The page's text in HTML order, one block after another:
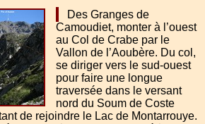
Des Granges de
Camoudiet, monter à l’ouest
au Col de Crabe par le
Vallon de l’Aoubère. Du col,
se diriger vers le sud-ouest
pour faire une longue
traversée dans le versant
nord du Soum de Coste
de rejoindre le Lac de Montarrouye.